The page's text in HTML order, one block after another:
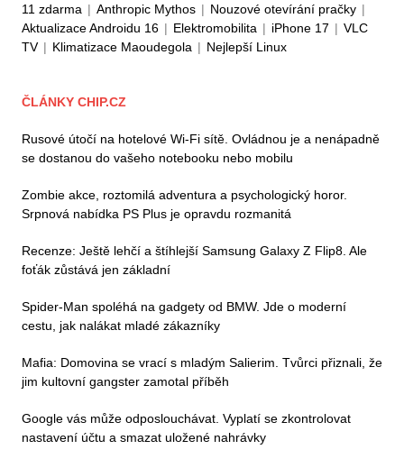
11 zdarma | Anthropic Mythos | Nouzové otevírání pračky |
Aktualizace Androidu 16 | Elektromobilita | iPhone 17 | VLC
TV | Klimatizace Maoudegola | Nejlepší Linux
ČLÁNKY CHIP.CZ
Rusové útočí na hotelové Wi-Fi sítě. Ovládnou je a nenápadně
se dostanou do vašeho notebooku nebo mobilu
Zombie akce, roztomilá adventura a psychologický horor.
Srpnová nabídka PS Plus je opravdu rozmanitá
Recenze: Ještě lehčí a štíhlejší Samsung Galaxy Z Flip8. Ale
foťák zůstává jen základní
Spider-Man spoléhá na gadgety od BMW. Jde o moderní
cestu, jak nalákat mladé zákazníky
Mafia: Domovina se vrací s mladým Salierim. Tvůrci přiznali, že
jim kultovní gangster zamotal příběh
Google vás může odposlouchávat. Vyplatí se zkontrolovat
nastavení účtu a smazat uložené nahrávky